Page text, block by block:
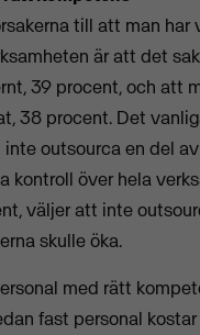
till att man har
är att det
39 procent, och att
38 procent. Det
outsourca en del
kontroll över hela
väljer att inte
skulle öka.
med rätt
fast personal